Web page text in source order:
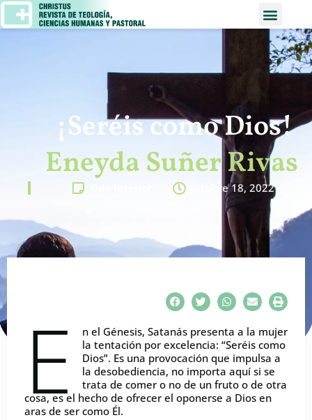
¡Seréis como Dios!
Eneyda Suñer Rivas
octubre 18, 2022
E
n el Génesis, Satanás presenta a la mujer
la tentación por excelencia: “Seréis como
Dios”. Es una provocación que impulsa a
la desobediencia, no importa aquí si se
trata de comer o no de un fruto o de otra
cosa, es el hecho de ofrecer el oponerse a Dios en
aras de ser como Él.